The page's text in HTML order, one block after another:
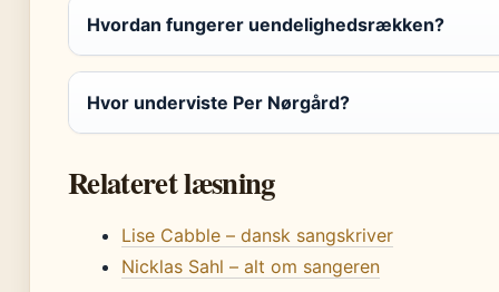
Hvordan fungerer uendelighedsrækken?
Hvor underviste Per Nørgård?
Relateret læsning
Lise Cabble – dansk sangskriver
Nicklas Sahl – alt om sangeren